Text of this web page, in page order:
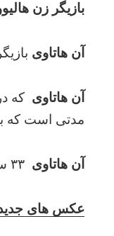
بازیگر زن
آن هاتاوی
آن هاتاوی
مدتی است که
آن هاتاوی ۳۳ سال و همسرش ۳۴ سال دارند.
عکس های جدید